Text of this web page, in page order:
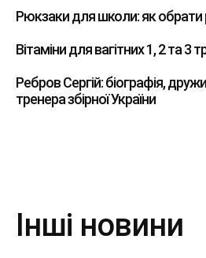
Рюкзаки для школи: як
Вітаміни для вагітних 1, 2 та 3
Ребров Сергій: біографія,
тренера збірної України
Інші новини